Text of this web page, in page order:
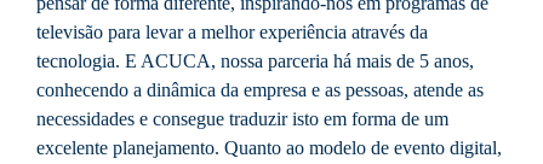
televisão para levar a melhor experiência através da
tecnologia. E ACUCA, nossa parceria há mais de 5 anos,
conhecendo a dinâmica da empresa e as pessoas, atende as
necessidades e consegue traduzir isto em forma de um
excelente planejamento. Quanto ao modelo de evento digital,